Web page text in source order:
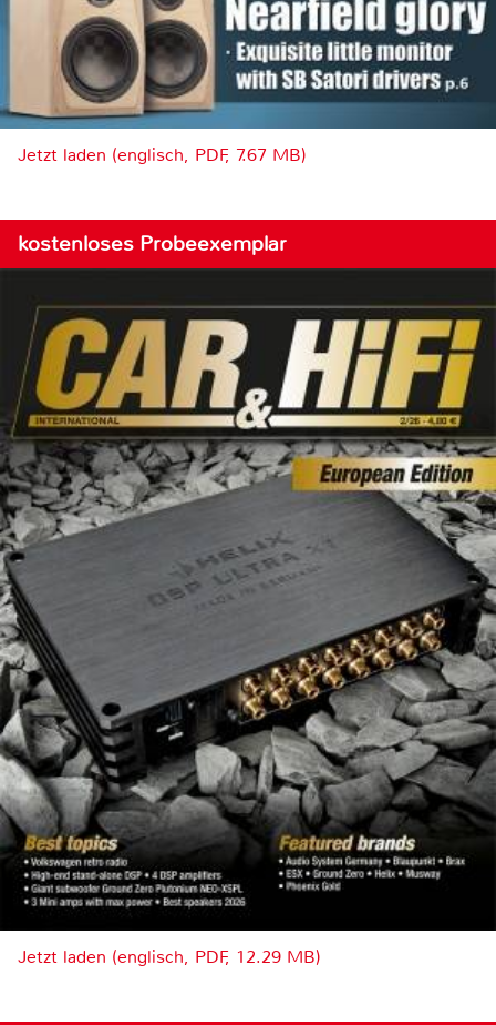
Jetzt laden (englisch, PDF, 7.67 MB)
kostenloses Probeexemplar
Jetzt laden (englisch, PDF, 12.29 MB)